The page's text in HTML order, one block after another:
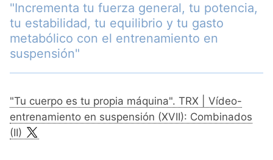
"Incrementa tu fuerza general, tu potencia,
tu estabilidad, tu equilibrio y tu gasto
metabólico con el entrenamiento en
suspensión"
"Tu cuerpo es tu propia máquina". TRX | Vídeo-
entrenamiento en suspensión (XVII): Combinados
(II)